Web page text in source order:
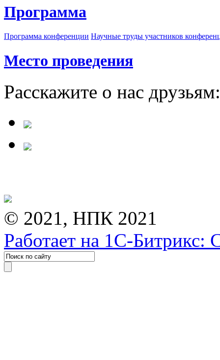
Программа
Программа конференции Научные труды участников
Место проведения
Расскажите о нас друзьям:
© 2021, НПК 2021
Работает на 1С-Битрикс: